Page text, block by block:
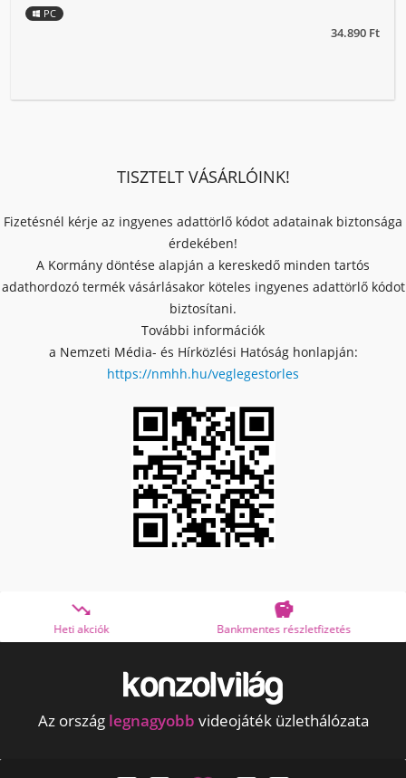
34.890 Ft
PC
TISZTELT VÁSÁRLÓINK!
Fizetésnél kérje az ingyenes adattörlő kódot adatainak biztonsága
érdekében!
A Kormány döntése alapján a kereskedő minden tartós
adathordozó termék vásárlásakor köteles ingyenes adattörlő kódot
biztosítani.
További információk
a Nemzeti Média- és Hírközlési Hatóság honlapján:
https://nmhh.hu/veglegestorles
Bankmentes részletfizetés OTP Online Áruhitel
Az ország legnagyobb videojáték üzlethálózata